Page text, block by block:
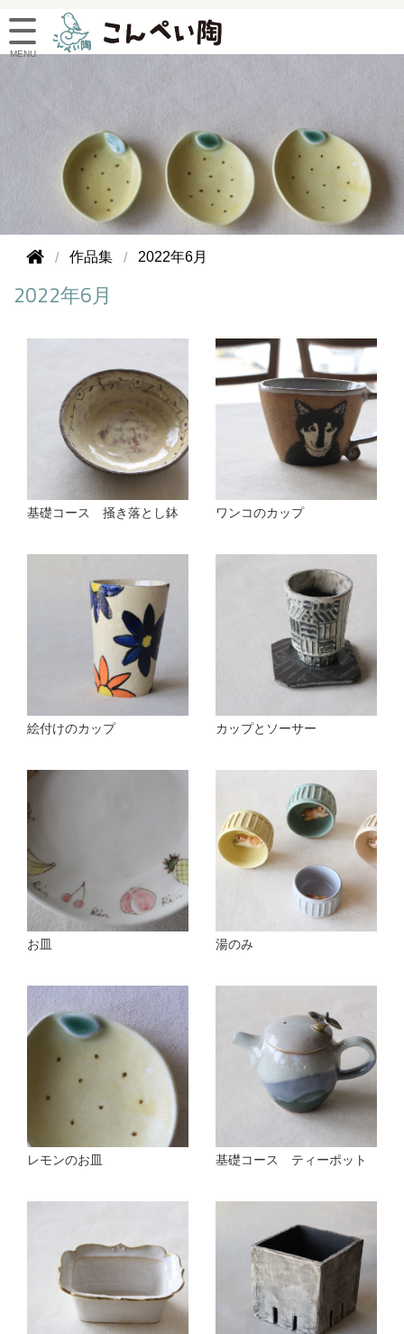
作品集 2022年6月
2022年6月
基礎コース 掻き落とし鉢 ワンコのカップ
絵付けのカップ カップとソーサー
お皿 湯のみ
レモンのお皿 基礎コース ティーポット